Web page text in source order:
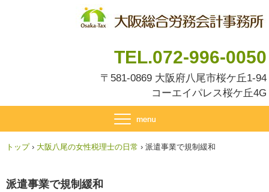
TEL.072-996-0050
〒581-0869 大阪府八尾市桜ケ丘1-94
コーエイパレス桜ケ丘4G
トップ › 大阪八尾の女性税理士の日常 › 派遣事業で規制緩和
派遣事業で規制緩和